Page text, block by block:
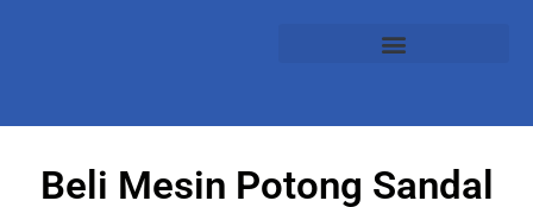
Beli Mesin Potong Sandal